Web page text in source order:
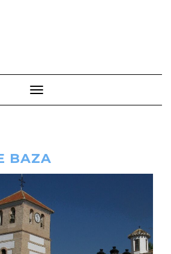
Cambiar modo de navegación
BAZA